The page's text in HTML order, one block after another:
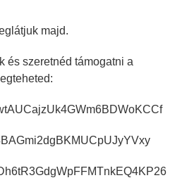
majd.
és szeretnéd támogatni a